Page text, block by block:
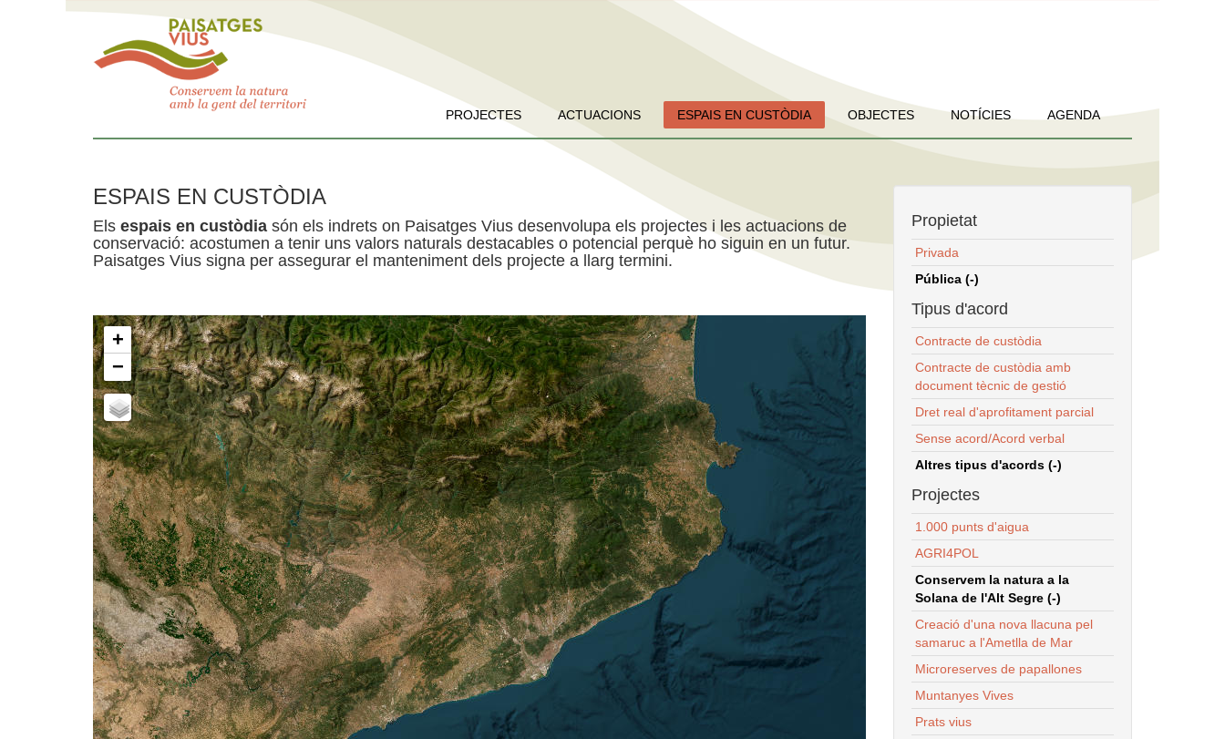
PROJECTES ACTUACIONS ESPAIS EN CUSTÒDIA OBJECTES NOTÍCIES AGENDA
ESPAIS EN CUSTÒDIA
Els espais en custòdia són els indrets on Paisatges Vius desenvolupa els projectes i les actuacions de
conservació: acostumen a tenir uns valors naturals destacables o potencial perquè ho siguin en un futur.
Paisatges Vius signa per assegurar el manteniment dels projecte a llarg termini.
+
−
Propietat
Privada
Pública (-)
Tipus d'acord
Contracte de custòdia
Contracte de custòdia amb
document tècnic de gestió
Dret real d'aprofitament parcial
Sense acord/Acord verbal
Altres tipus d'acords (-)
Projectes
1.000 punts d'aigua
AGRI4POL
Conservem la natura a la
Solana de l'Alt Segre (-)
Creació d'una nova llacuna pel
samaruc a l'Ametlla de Mar
Microreserves de papallones
Muntanyes Vives
Prats vius